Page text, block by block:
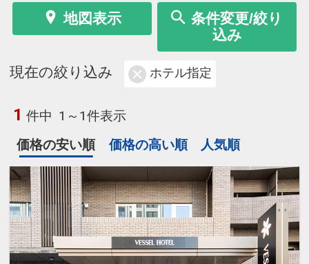
地図表示
条件変更/絞り
込み
現在の絞り込み ホテル指定
1 件中 1～1件表示
価格の安い順
価格の高い順 人気順